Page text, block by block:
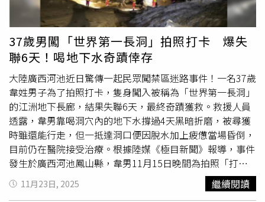
應仔細「查證」，確認產品是否領有衛生福利部核發的「醫
療器材許可證或登錄字號」，例如網頁應標示「衛部（署）
醫器製字」、「衛部（署）醫器輸字」或「衛部醫器製壹登
字」等字樣。同時，賣家必須是合法登記的「醫療器材商」
或「藥局」，且相關許可資訊應清楚揭露於販售頁面。最後
則是「安心用」，拿到產品後應詳閱說明書與注意事項，依
指示正確操作，若對產品資訊有疑慮，可至食藥署網站的
「醫療器材許可證資料庫」線上查詢。針對違規行為，食藥
署祭出嚴厲處分。錢組長表示，非醫療器材商擅自販售醫
材，依《醫療器材管理法》最高可處100萬元罰鍰；若涉及
未經許可製造或輸入醫療器材，最高罰鍰達200萬元。更嚴
重的是，若擅自販售或供應未經許可製造、輸入的醫材，將
面臨刑事責任，處3年以下有期徒刑、拘役或科或併科1000
萬元以下罰金。食藥署再次呼籲，春節期間為家人健康把關
37歲男闖「世界第一長洞」拍照打卡 爆失
聯6天！喝地下水奇蹟倖存
大陸廣西河池近日驚傳一起民眾闖禁區迷路事件！一名37歲
韋姓男子為了拍照打卡，隻身闖入被稱為「世界第一長洞」
的江洲地下長廊，結果失聯6天，最終奇蹟獲救。救援人員
透露，韋男靠喝洞穴內的地下水撐過4天黑暗折磨，被尋獲
時雖還能行走，但一抵達洞口便因脫水加上疲憊當場昏倒，
目前仍在醫院接受治療。根據陸媒《極目新聞》報導，事件
發生於廣西河池鳳山縣，韋男11月15日晚間為拍照「打
卡」隻身進入江洲地下長廊，結果卻迷路；韋男身上僅攜帶
少量零食與礦泉水，他的食物在16日即已耗盡，之後4天全
11月23日, 2025 繼續閱讀